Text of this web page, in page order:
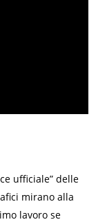
ufficiale” delle
mirano alla
lavoro se